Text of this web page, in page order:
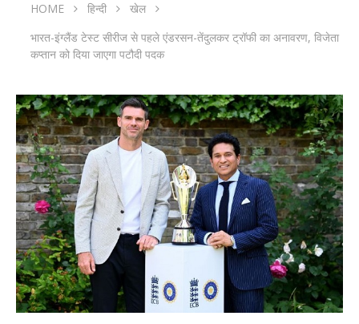
HOME हिन्दी
खेल
भारत-इंग्लैंड टेस्ट सीरीज से पहले एंडरसन-तेंदुलकर ट्रॉफी का अनावरण, विजेता
कप्तान को दिया जाएगा पटौदी पदक